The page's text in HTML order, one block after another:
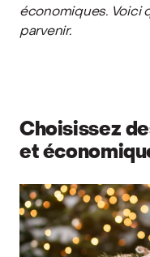
économiques. Voici
parvenir.
Choisissez
et